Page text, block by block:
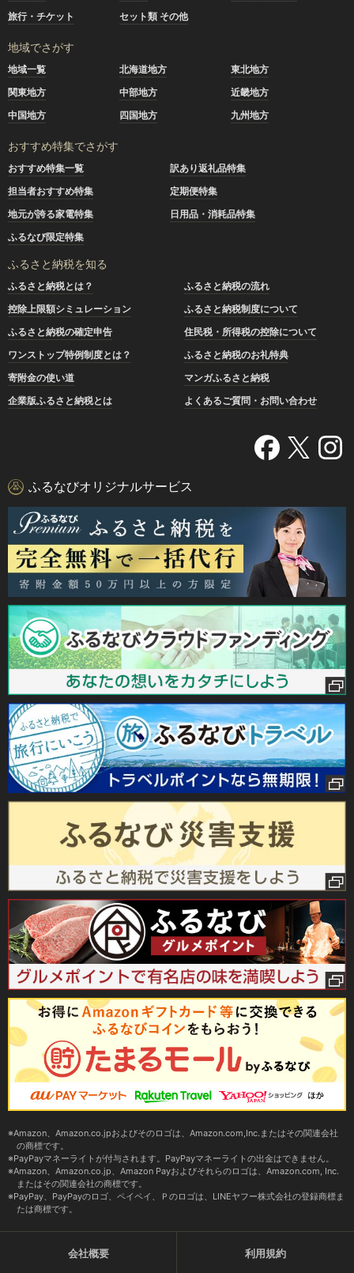
旅行・チケット
セット類 その他
地域でさがす
地域一覧 北海道地方
東北地方
関東地方
中部地方
近畿地方
中国地方
四国地方 九州地方
おすすめ特集でさがす
おすすめ特集一覧
訳あり返礼品特集
担当者おすすめ特集
定期便特集
地元が誇る家電特集
日用品・消耗品特集
ふるなび限定特集
ふるさと納税を知る
ふるさと納税とは？
ふるさと納税の流れ
控除上限額シミュレーション
ふるさと納税制度について
ふるさと納税の確定申告
住民税・所得税の控除について
ワンストップ特例制度とは？
ふるさと納税のお礼特典
寄附金の使い道
マンガふるさと納税
企業版ふるさと納税とは
よくあるご質問・お問い合わせ
ふるなびオリジナルサービス
Amazon、Amazon.co.jpおよびそのロゴは、Amazon.com,Inc.またはその関連会社
の商標です。
PayPayマネーライトが付与されます。PayPayマネーライトの出金はできません。
Amazon、Amazon.co.jp、Amazon Payおよびそれらのロゴは、Amazon.com, Inc.
またはその関連会社の商標です。
PayPay、PayPayのロゴ、ペイペイ、Ｐのロゴは、LINEヤフー株式会社の登録商標ま
たは商標です。
会社概要 利用規約